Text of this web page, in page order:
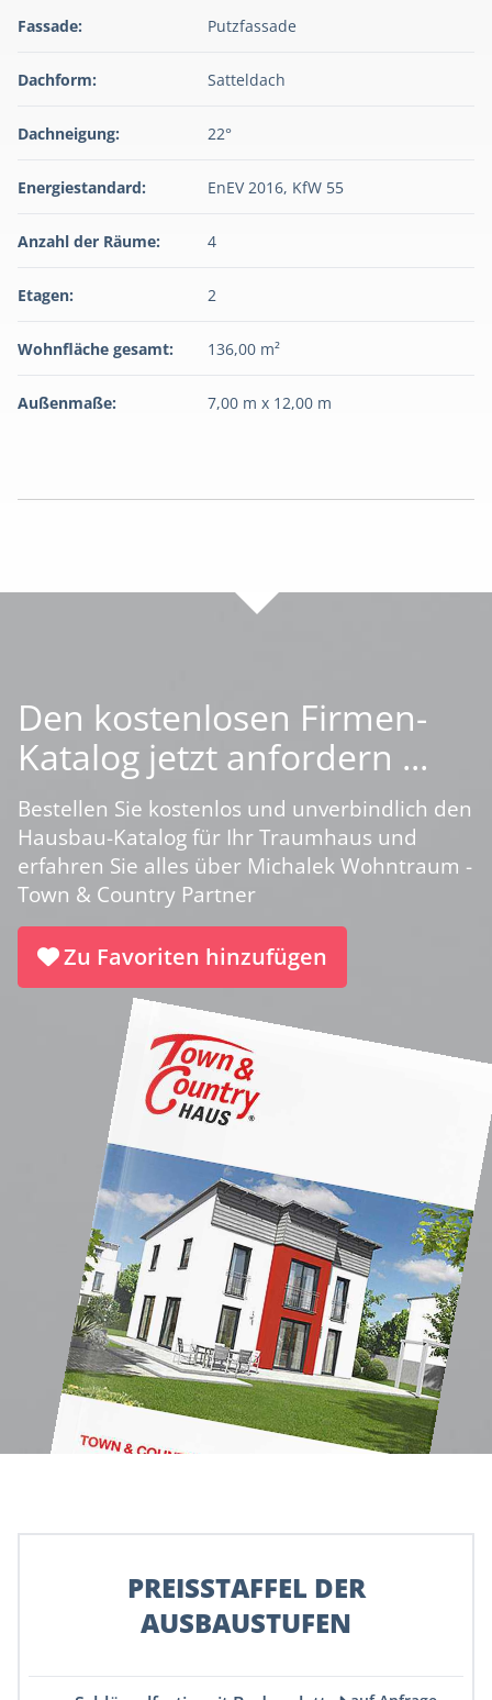
Fassade: Putzfassade
Dachform: Satteldach
Dachneigung: 22°
Energiestandard: EnEV 2016, KfW 55
Anzahl der Räume: 4
Etagen: 2
Wohnfläche gesamt: 136,00 m²
Außenmaße: 7,00 m x 12,00 m
Den kostenlosen Firmen-
Katalog jetzt anfordern ...
Bestellen Sie kostenlos und unverbindlich den
Hausbau-Katalog für Ihr Traumhaus und
erfahren Sie alles über Michalek Wohntraum -
Town & Country Partner
Zu Favoriten hinzufügen
PREISSTAFFEL DER
AUSBAUSTUFEN